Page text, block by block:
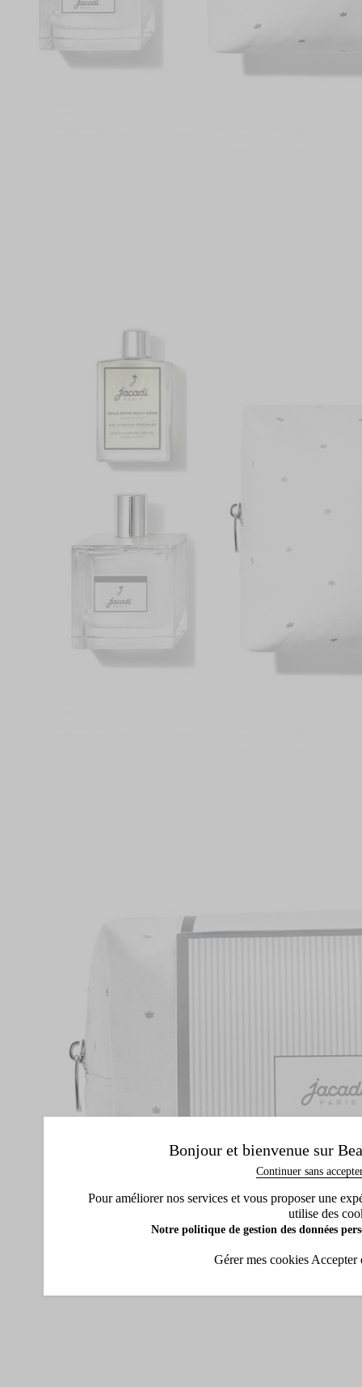
Bonjour et bienvenue sur
Continuer sans
Pour améliorer nos services et vous proposer une
utilise des
Notre politique de gestion des données
Gérer mes cookies Accepter